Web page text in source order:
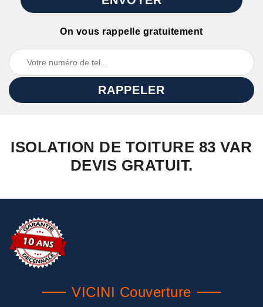
On vous rappelle gratuitement
ISOLATION DE TOITURE 83 VAR
DEVIS GRATUIT.
VICINI Couverture